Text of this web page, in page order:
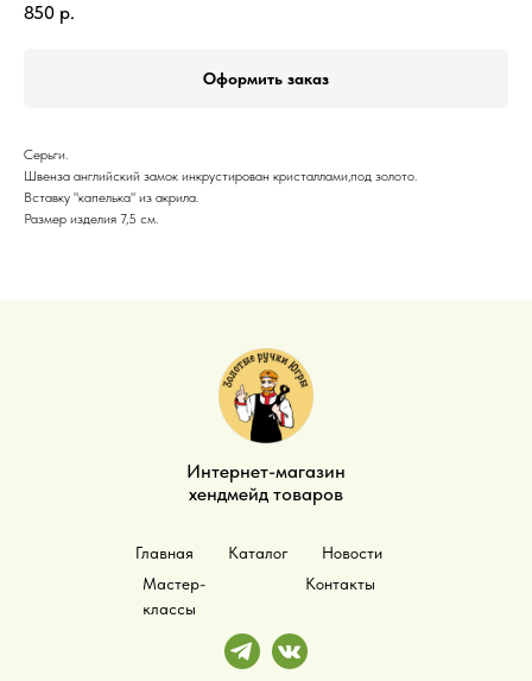
850 р.
Оформить заказ
Серьги.
Швенза английский замок инкрустирован кристаллами,под золото.
Вставку "капелька" из акрила.
Размер изделия 7,5 см.
Интернет-магазин
хендмейд товаров
Главная Каталог
Новости
Мастер-
классы
Контакты